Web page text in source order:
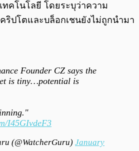
ทคโนโลยี โดยระบุว่าความ
ริปโตและบล็อกเชนยังไม่ถูกนำมา
Founder CZ says the
is tiny…potential is
I45GIvdeF3
(@WatcherGuru) January